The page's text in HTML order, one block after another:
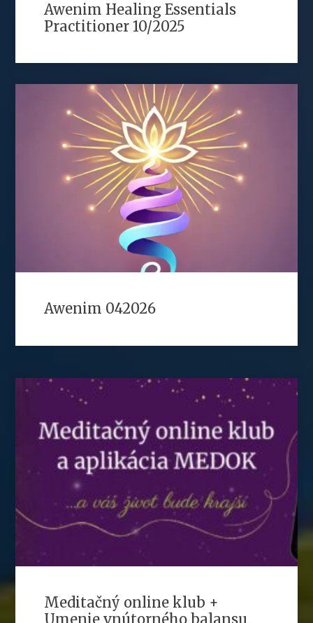
Awenim Healing Essentials
Practitioner 10/2025
Awenim 042026
Meditačný online klub +
Umenie vnútorného balansu